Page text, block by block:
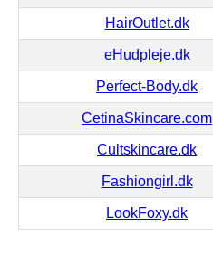
HairOutlet.dk
eHudpleje.dk
Perfect-Body.dk
CetinaSkincare.com
Cultskincare.dk
Fashiongirl.dk
LookFoxy.dk